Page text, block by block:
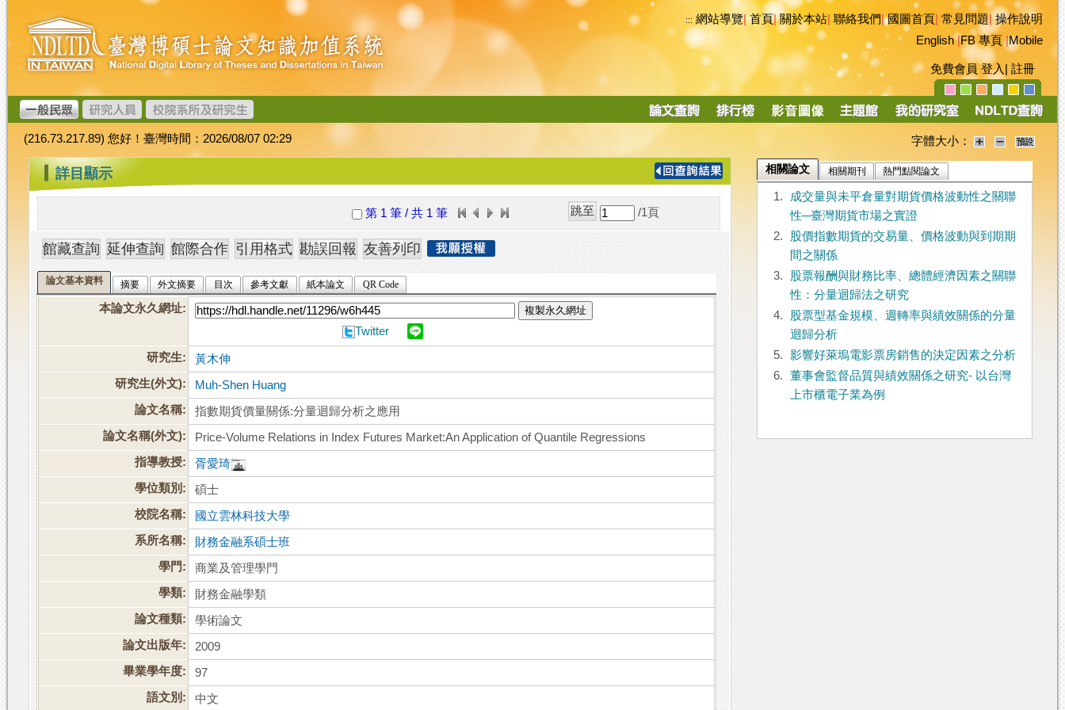
跳
到
主
要
內
容
臺
灣
博
碩
士
論
文
加
值
系
統
::: 網站導覽|首頁|關於本站 聯絡我們|國圖首頁 常見問題|操作說明
English|FB 專頁|Mobile
免費會員 登入 註冊
導
(216.73.217.89) 您好！臺灣時間：2026/08/07 02:29 字體大小：
::: 詳目顯示
第 1 筆 / 共 1 筆 /1 頁
論文基本資料 摘要 外文摘要 目次 參考文獻 紙本論文 QR Code
本論文永久網址: 複製永久網址
Twitter
研究生:
黃木伸
研究生(外文):
Muh-Shen Huang
論文名稱:
指數期貨價量關係:分量迴歸分析之應用
論文名稱(外文):
Price-Volume Relations in Index Futures Market:An Application of Quantile Regressions
指導教授:
胥愛琦
學位類別:
碩士
校院名稱:
國立雲林科技大學
系所名稱:
財務金融系碩士班
學門:
商業及管理學門
學類:
財務金融學類
論文種類:
學術論文
論文出版年:
2009
畢業學年度:
97
語文別:
中文
相關論文 相關期刊 熱門點閱論文
1.
成交量與未平倉量對期貨價格波動性之關聯
性─臺灣期貨市場之實證
2.
股價指數期貨的交易量、價格波動與到期期
間之關係
3.
股票報酬與財務比率、總體經濟因素之關聯
性：分量迴歸法之研究
4.
股票型基金規模、週轉率與績效關係的分量
迴歸分析
5.
影響好萊塢電影票房銷售的決定因素之分析
6.
董事會監督品質與績效關係之研究- 以台灣
上市櫃電子業為例